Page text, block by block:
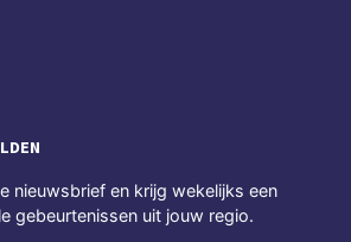
nieuwsbrief en krijg wekelijks een
gebeurtenissen uit jouw regio.